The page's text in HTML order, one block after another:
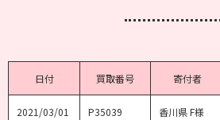
日付 買取番号 寄付者
2021/03/01 P35039 香川県 F様